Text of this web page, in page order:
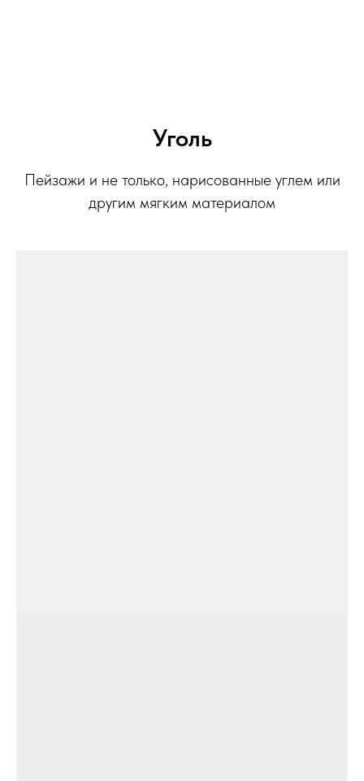
Уголь
Пейзажи и не только, нарисованные углем или
другим мягким материалом